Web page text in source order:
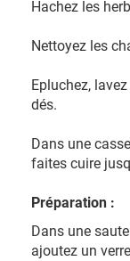
Hachez les
Nettoyez les
Epluchez,
dés.
Dans une
faites cuire
Préparation :
Dans une
ajoutez un